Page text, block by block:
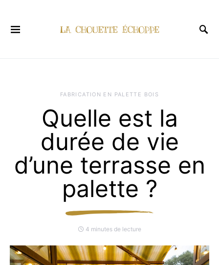
FABRICATION EN PALETTE BOIS
Quelle est la
durée de vie
d’une terrasse en
palette ?
4 minutes de lecture